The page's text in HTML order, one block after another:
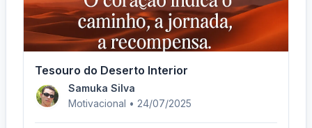
Tesouro do Deserto Interior
Samuka Silva
Motivacional • 24/07/2025